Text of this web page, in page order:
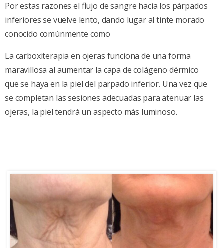
Por estas razones el flujo de sangre hacia los párpados
inferiores se vuelve lento, dando lugar al tinte morado
conocido comúnmente como
La carboxiterapia en ojeras funciona de una forma
maravillosa al aumentar la capa de colágeno dérmico
que se haya en la piel del parpado inferior. Una vez que
se completan las sesiones adecuadas para atenuar las
ojeras, la piel tendrá un aspecto más luminoso.